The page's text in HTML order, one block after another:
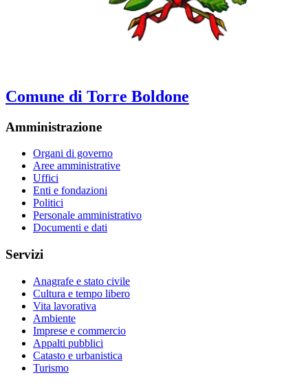
Comune di Torre Boldone
Amministrazione
Organi di governo
Aree amministrative
Uffici
Enti e fondazioni
Politici
Personale amministrativo
Documenti e dati
Servizi
Anagrafe e stato civile
Cultura e tempo libero
Vita lavorativa
Ambiente
Imprese e commercio
Appalti pubblici
Catasto e urbanistica
Turismo